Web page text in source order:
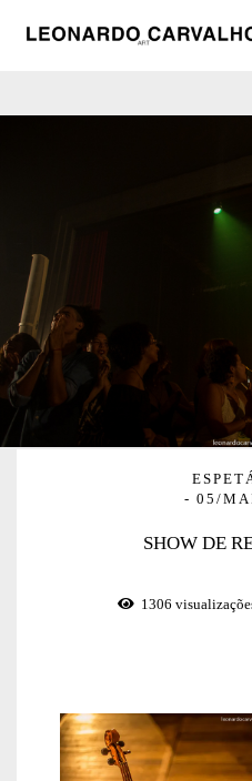
05/
SHOW DE
1306